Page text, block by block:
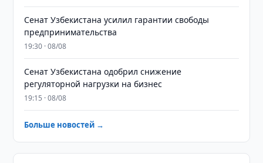
Сенат Узбекистана усилил гарантии свободы
предпринимательства
19:30 · 08/08
Сенат Узбекистана одобрил снижение
регуляторной нагрузки на бизнес
19:15 · 08/08
Больше новостей →